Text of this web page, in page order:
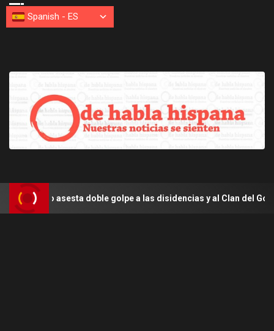
asesta doble golpe a las disidencias y al Clan del Golfo
Spanish - ES